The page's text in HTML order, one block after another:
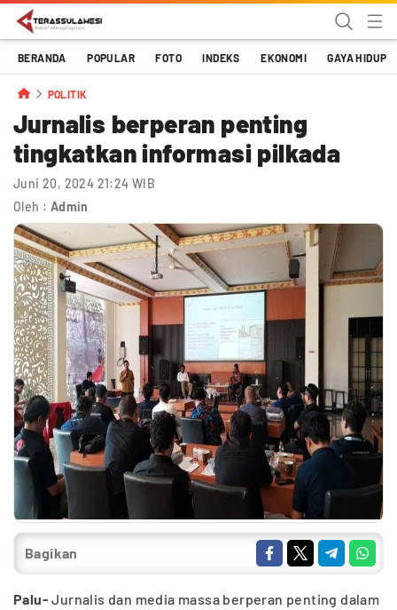
Terassulawesi
Kabar Menginspirasi
BERANDA POPULAR FOTO INDEKS EKONOMI GAYA HIDUP
POLITIK
Jurnalis berperan penting
tingkatkan informasi pilkada
Juni 20, 2024 21:24 WIB
Oleh : Admin
Bagikan
Palu-Jurnalis dan media massa berperan penting dalam